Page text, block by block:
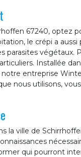
67240, optez
le crépi a aussi
parasites végétaux.
Installée
entreprise
nous utilisons,
la ville de
qui pourront